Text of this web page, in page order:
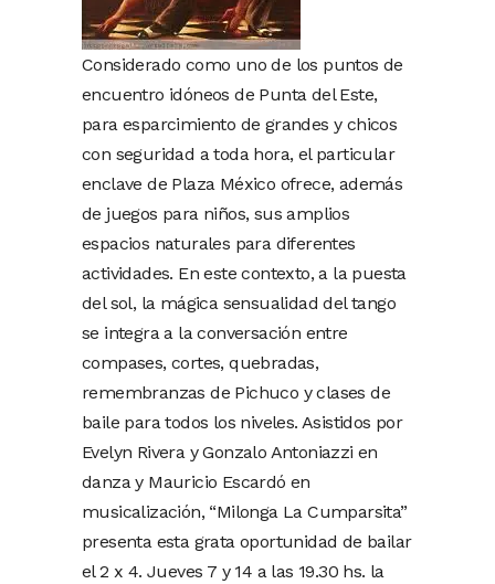
Considerado como uno de los puntos de
encuentro idóneos de Punta del Este,
para esparcimiento de grandes y chicos
con seguridad a toda hora, el particular
enclave de Plaza México ofrece, además
de juegos para niños, sus amplios
espacios naturales para diferentes
actividades. En este contexto, a la puesta
del sol, la mágica sensualidad del tango
se integra a la conversación entre
compases, cortes, quebradas,
remembranzas de Pichuco y clases de
baile para todos los niveles. Asistidos por
Evelyn Rivera y Gonzalo Antoniazzi en
danza y Mauricio Escardó en
musicalización, “Milonga La Cumparsita”
presenta esta grata oportunidad de bailar
el 2 x 4. Jueves 7 y 14 a las 19.30 hs. la